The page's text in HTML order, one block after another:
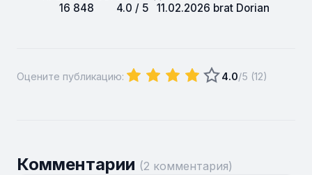
16 848 4.0 / 5 11.02.2026 brat Dorian
Оцените публикацию: 4.0/5 (12)
Комментарии (2 комментария)